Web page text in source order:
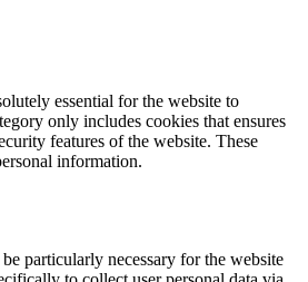
essential for the website to
only includes cookies that ensures
features of the website. These
information.
particularly necessary for the website